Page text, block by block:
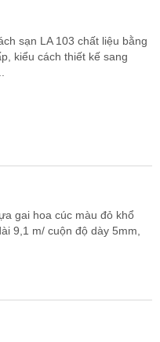
sạn LA 103 chất liệu bằng
kiểu cách thiết kế sang
gai hoa cúc màu đỏ khổ
9,1 m/ cuộn độ dày 5mm,